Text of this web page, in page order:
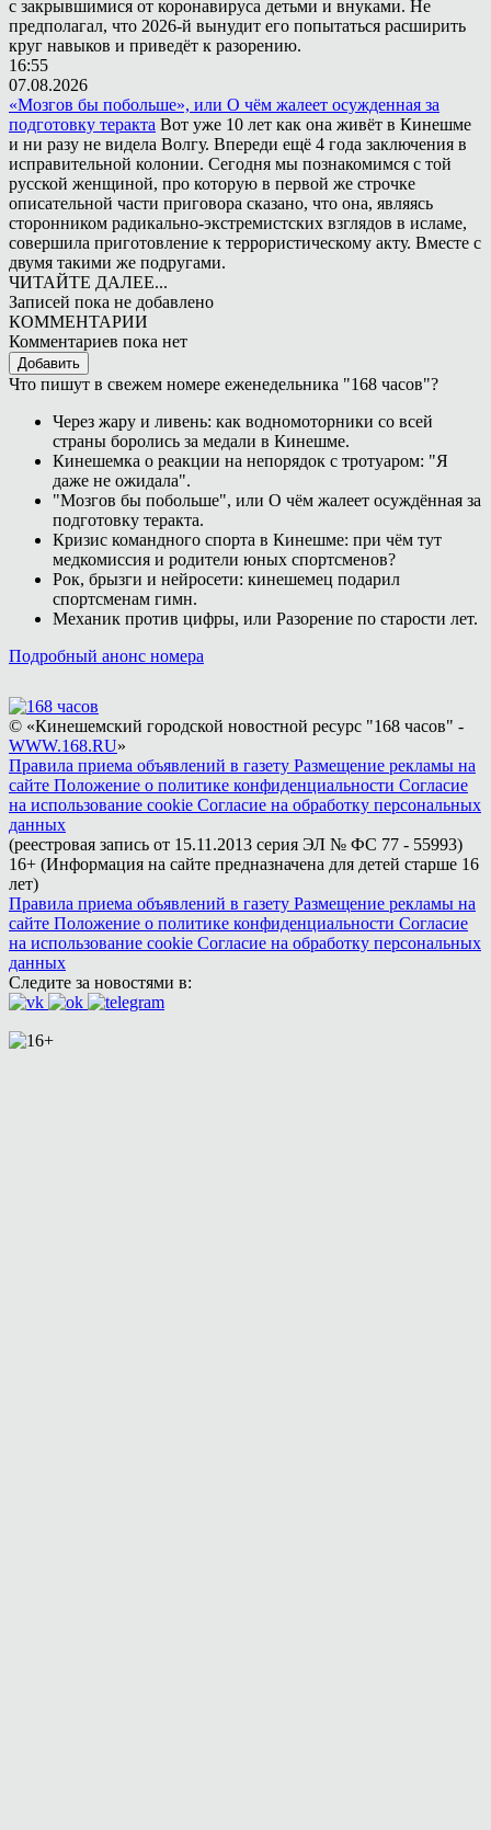
с закрывшимися от коронавируса детьми и внуками. Не
предполагал, что 2026-й вынудит его попытаться расширить
круг навыков и приведёт к разорению.
16:55
07.08.2026
«Мозгов бы побольше», или О чём жалеет осужденная за
подготовку теракта Вот уже 10 лет как она живёт в Кинешме
и ни разу не видела Волгу. Впереди ещё 4 года заключения в
исправительной колонии. Сегодня мы познакомимся с той
русской женщиной, про которую в первой же строчке
описательной части приговора сказано, что она, являясь
сторонником радикально-экстремистских взглядов в исламе,
совершила приготовление к террористическому акту. Вместе с
двумя такими же подругами.
ЧИТАЙТЕ ДАЛЕЕ...
Записей пока не добавлено
КОММЕНТАРИИ
Комментариев пока нет
Добавить
Что пишут в свежем номере еженедельника "168 часов"?
Через жару и ливень: как водномоторники со всей
страны боролись за медали в Кинешме.
Кинешемка о реакции на непорядок с тротуаром: "Я
даже не ожидала".
"Мозгов бы побольше", или О чём жалеет осуждённая за
подготовку теракта.
Кризис командного спорта в Кинешме: при чём тут
медкомиссия и родители юных спортсменов?
Рок, брызги и нейросети: кинешемец подарил
спортсменам гимн.
Механик против цифры, или Разорение по старости лет.
Подробный анонс номера
© «Кинешемский городской новостной ресурс "168 часов" -
WWW.168.RU»
Правила приема объявлений в газету Размещение рекламы на
сайте Положение о политике конфиденциальности Согласие
на использование cookie Согласие на обработку персональных
данных
(реестровая запись от 15.11.2013 серия ЭЛ № ФС 77 - 55993)
16+ (Информация на сайте предназначена для детей старше 16
лет)
Правила приема объявлений в газету Размещение рекламы на
сайте Положение о политике конфиденциальности Согласие
на использование cookie Согласие на обработку персональных
данных
Следите за новостями в: